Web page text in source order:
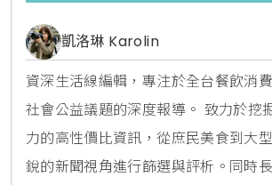
凱洛琳 Karolin
資深生活線編輯，專注於全台餐飲消
社會公益議題的深度報導。 致力於挖
力的高性價比資訊，從庶民美食到大
銳的新聞視角進行篩選與評析。同時